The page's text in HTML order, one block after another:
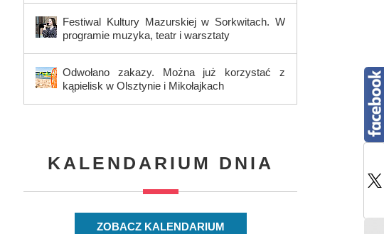
Festiwal Kultury Mazurskiej w Sorkwitach. W
programie muzyka, teatr i warsztaty
Odwołano zakazy. Można już korzystać z
kąpielisk w Olsztynie i Mikołajkach
KALENDARIUM DNIA
ZOBACZ KALENDARIUM